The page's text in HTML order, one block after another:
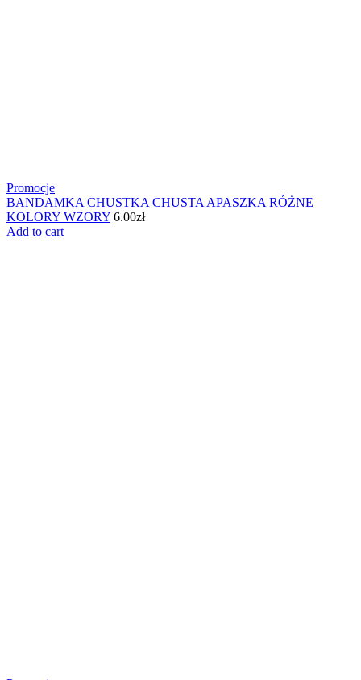
Promocje
BANDAMKA CHUSTKA CHUSTA APASZKA RÓŻNE
KOLORY WZORY 6.00zł
Add to cart